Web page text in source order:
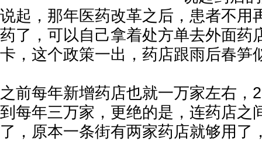
说起，那年医药改革之后，患者不用
药了，可以自己拿着处方单去外面药
卡，这个政策一出，药店跟雨后春笋
之前每年新增药店也就一万家左右，
到每年三万家，更绝的是，连药店之
了，原本一条街有两家药店就够用了